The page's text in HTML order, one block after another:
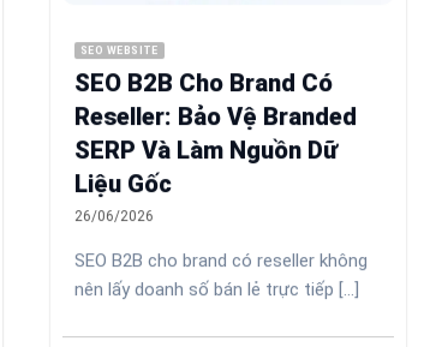
SEO WEBSITE
SEO B2B Cho Brand Có
Reseller: Bảo Vệ Branded
SERP Và Làm Nguồn Dữ
Liệu Gốc
26/06/2026
SEO B2B cho brand có reseller không
nên lấy doanh số bán lẻ trực tiếp [...]